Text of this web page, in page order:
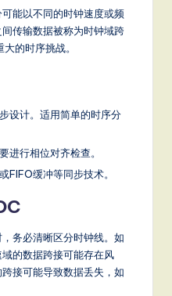
能以不同的时钟速度或频
传输数据被称为时钟域跨
的时序挑战。
设计。适用简单的时序分
进行相位对齐检查。
FIFO缓冲等同步技术。
务必清晰区分时钟线。如
的数据跨接可能存在风
接可能导致数据丢失，如